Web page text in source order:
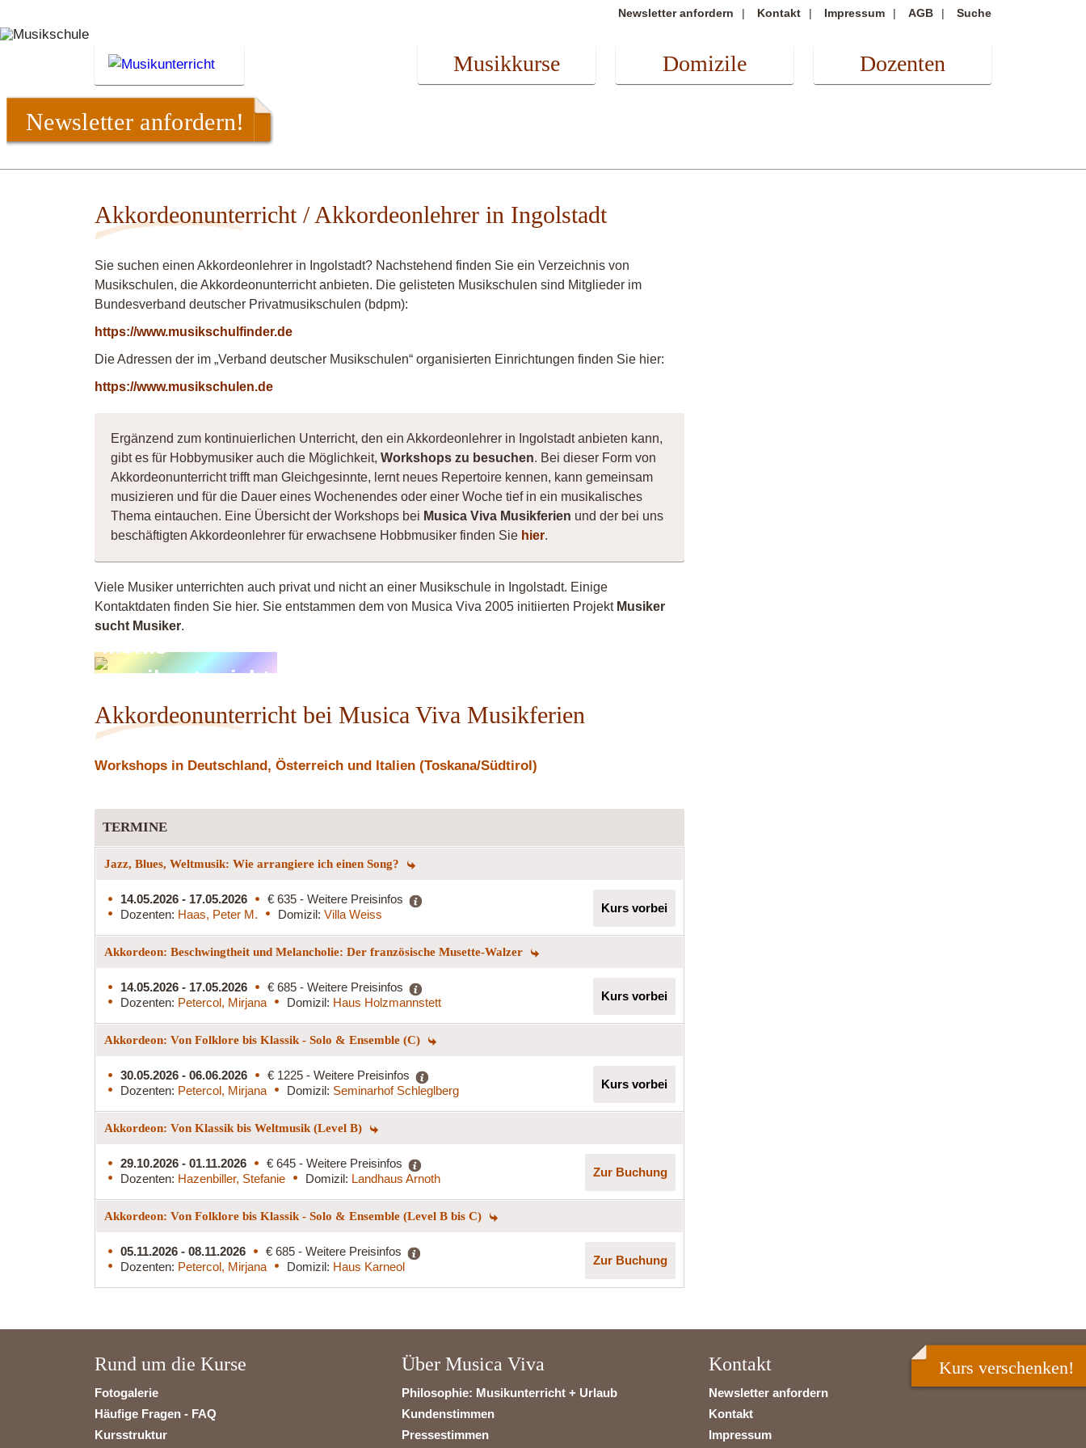
Newsletter anfordern Kontakt Impressum AGB Suche
Musikkurse Domizile Dozenten
Newsletter anfordern!
Akkordeonunterricht / Akkordeonlehrer in Ingolstadt
Sie suchen einen Akkordeonlehrer in Ingolstadt? Nachstehend finden Sie ein Verzeichnis von
Musikschulen, die Akkordeonunterricht anbieten. Die gelisteten Musikschulen sind Mitglieder im
Bundesverband deutscher Privatmusikschulen (bdpm):
https://www.musikschulfinder.de
Die Adressen der im „Verband deutscher Musikschulen“ organisierten Einrichtungen finden Sie hier:
https://www.musikschulen.de
Ergänzend zum kontinuierlichen Unterricht, den ein Akkordeonlehrer in Ingolstadt anbieten kann,
gibt es für Hobbymusiker auch die Möglichkeit, Workshops zu besuchen. Bei dieser Form von
Akkordeonunterricht trifft man Gleichgesinnte, lernt neues Repertoire kennen, kann gemeinsam
musizieren und für die Dauer eines Wochenendes oder einer Woche tief in ein musikalisches
Thema eintauchen. Eine Übersicht der Workshops bei Musica Viva Musikferien und der bei uns
beschäftigten Akkordeonlehrer für erwachsene Hobbmusiker finden Sie hier.
Viele Musiker unterrichten auch privat und nicht an einer Musikschule in Ingolstadt. Einige
Kontaktdaten finden Sie hier. Sie entstammen dem von Musica Viva 2005 initiierten Projekt Musiker
sucht Musiker.
monis-
musikunterricht
Akkordeonunterricht bei Musica Viva Musikferien
Workshops in Deutschland, Österreich und Italien (Toskana/Südtirol)
TERMINE
Jazz, Blues, Weltmusik: Wie arrangiere ich einen Song?
14.05.2026 - 17.05.2026
€ 635 - Weitere Preisinfos
Dozenten: Haas, Peter M. Domizil: Villa Weiss Kurs vorbei
Akkordeon: Beschwingtheit und Melancholie: Der französische Musette-Walzer
14.05.2026 - 17.05.2026
€ 685 - Weitere Preisinfos
Dozenten: Petercol, Mirjana Domizil: Haus Holzmannstett Kurs vorbei
Akkordeon: Von Folklore bis Klassik - Solo & Ensemble (C)
30.05.2026 - 06.06.2026
€ 1225 - Weitere Preisinfos
Dozenten: Petercol, Mirjana Domizil: Seminarhof Schleglberg Kurs vorbei
Akkordeon: Von Klassik bis Weltmusik (Level B)
29.10.2026 - 01.11.2026
€ 645 - Weitere Preisinfos
Dozenten: Hazenbiller, Stefanie Domizil: Landhaus Arnoth Zur Buchung
Akkordeon: Von Folklore bis Klassik - Solo & Ensemble (Level B bis C)
05.11.2026 - 08.11.2026
€ 685 - Weitere Preisinfos
Dozenten: Petercol, Mirjana Domizil: Haus Karneol Zur Buchung
Rund um die Kurse
Fotogalerie
Häufige Fragen - FAQ
Kursstruktur
Über Musica Viva
Philosophie: Musikunterricht + Urlaub
Kundenstimmen
Pressestimmen
Kontakt
Newsletter anfordern
Kontakt
Impressum
Kurs verschenken!